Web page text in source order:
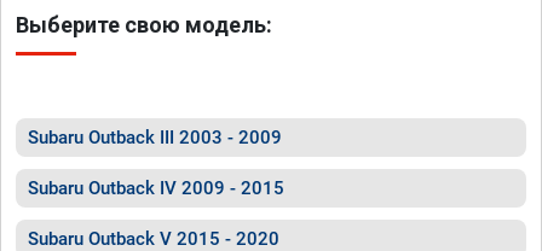
Выберите свою модель:
Subaru Outback III 2003 - 2009
Subaru Outback IV 2009 - 2015
Subaru Outback V 2015 - 2020